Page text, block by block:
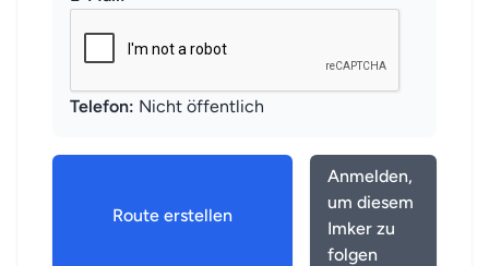
Telefon: Nicht öffentlich
Route erstellen
Anmelden,
um diesem
Imker zu
folgen